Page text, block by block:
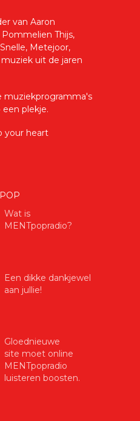
van Aaron
Thijs,
Metejoor,
muziek uit de jaren
muziekprogramma's
plekje.
your heart
Wat is
MENTpopradio?
Een dikke dankjewel
aan jullie!
Gloednieuwe
site moet online
MENTpopradio
luisteren boosten.